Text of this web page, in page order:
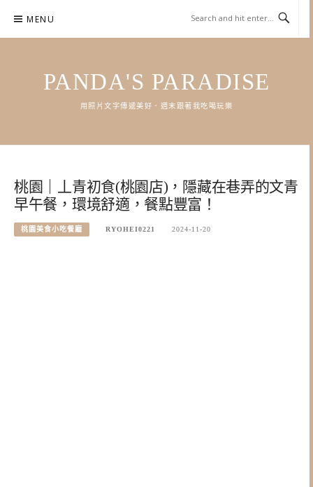
content
MENU
PANDA'S PARADISE
用照片文字傳遞美好．週末跟著我吃喝玩樂
桃園｜丄青初食(桃園店)，隱藏在巷弄的文青
早午餐，環境舒適，餐點豐富！
桃園美食小吃餐廳 RYOHEI0221 2024-11-20